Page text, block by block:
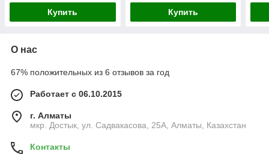
Купить Купить
О нас
67% положительных из 6 отзывов за год
Работает с 06.10.2015
г. Алматы
мкр. Достык, ул. Садвакасова, 25А, Алматы, Казахстан
Контакты